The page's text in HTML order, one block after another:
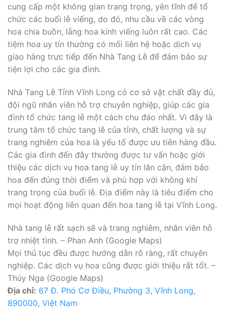
cung cấp một không gian trang trọng, yên tĩnh để tổ
chức các buổi lễ viếng, do đó, nhu cầu về các vòng
hoa chia buồn, lẵng hoa kính viếng luôn rất cao. Các
tiệm hoa uy tín thường có mối liên hệ hoặc dịch vụ
giao hàng trực tiếp đến Nhà Tang Lễ để đảm bảo sự
tiện lợi cho các gia đình.
Nhà Tang Lễ Tỉnh Vĩnh Long có cơ sở vật chất đầy đủ,
đội ngũ nhân viên hỗ trợ chuyên nghiệp, giúp các gia
đình tổ chức tang lễ một cách chu đáo nhất. Vì đây là
trung tâm tổ chức tang lễ của tỉnh, chất lượng và sự
trang nghiêm của hoa là yếu tố được ưu tiên hàng đầu.
Các gia đình đến đây thường được tư vấn hoặc giới
thiệu các dịch vụ hoa tang lễ uy tín lân cận, đảm bảo
hoa đến đúng thời điểm và phù hợp với không khí
trang trọng của buổi lễ. Địa điểm này là tiêu điểm cho
mọi hoạt động liên quan đến hoa tang lễ tại Vĩnh Long.
Nhà tang lễ rất sạch sẽ và trang nghiêm, nhân viên hỗ
trợ nhiệt tình. – Phan Anh (Google Maps)
Mọi thủ tục đều được hướng dẫn rõ ràng, rất chuyên
nghiệp. Các dịch vụ hoa cũng được giới thiệu rất tốt. –
Thúy Nga (Google Maps)
Địa chỉ: 67 Đ. Phó Cơ Điều, Phường 3, Vĩnh Long,
890000, Việt Nam